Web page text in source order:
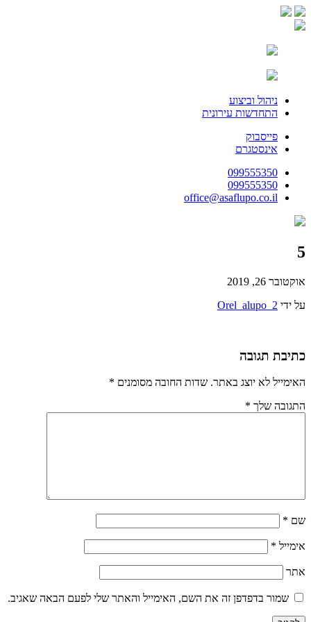
ניהול וביצוע
התחדשות עירונית
פייסבוק
אינסטגרם
099555350
099555350
office@asaflupo.co.il
5
אוקטובר 26, 2019
על ידי Orel_alupo_2
כתיבת תגובה
האימייל לא יוצג באתר. שדות החובה מסומנים *
התגובה שלך *
שם *
אימייל *
אתר
שמור בדפדפן זה את השם, האימייל והאתר שלי לפעם הבאה שאגיב.